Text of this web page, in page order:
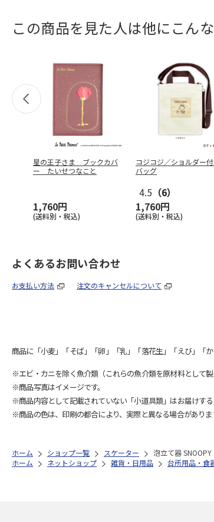
この商品を見た人は他にこん
星の王子さま ブックカバ
ー たいせつなこと
1,760円
(送料別・税込)
コジコジ／ショルダー付
バッグ
4.5 （6）
1,760円
(送料別・税込)
よくあるお問い合わせ
お支払い方法 注文のキャンセルについて
商品に「小麦」「そば」「卵」「乳」「落花生」「えび」「
※エビ・カニを除く魚介類（これらの魚介類を原材料として
※商品写真はイメージです。
※商品内容として記載されていない「小道具類」はお届けする
※商品の色は、印刷の都合により、実際と異なる場合がありま
ホーム ショップ一覧 スケーター
泡立て器 SNOOPY
ホーム
ネットショップ 雑貨・日用品 台所用品・食